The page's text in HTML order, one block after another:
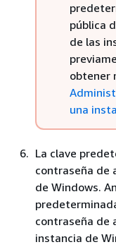
pública
de las
obtener
una
La clave
contraseña de
de Windows.
contraseña de
instancia de